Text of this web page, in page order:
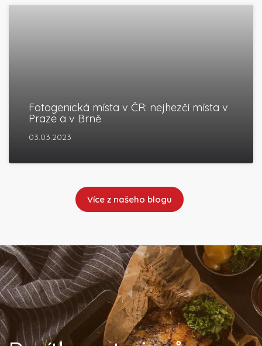
Fotogenická místa v ČR: nejhezčí místa v
Praze a v Brně
03.03.2023
Více z našeho blogu